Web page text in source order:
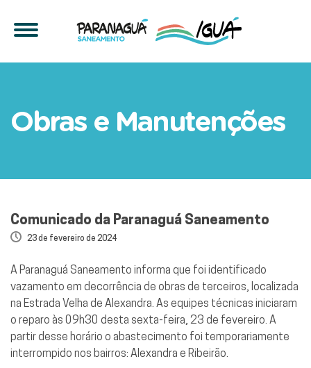
Obras e Manutenções
Comunicado da Paranaguá Saneamento
23 de fevereiro de 2024
A Paranaguá Saneamento informa que foi identificado
vazamento em decorrência de obras de terceiros, localizada
na Estrada Velha de Alexandra. As equipes técnicas iniciaram
o reparo às 09h30 desta sexta-feira, 23 de fevereiro. A
partir desse horário o abastecimento foi temporariamente
interrompido nos bairros: Alexandra e Ribeirão.